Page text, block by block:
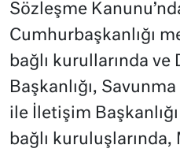
Sözleşme
Cumhurbaşkanlığı
bağlı kurullarında ve
Başkanlığı,
ile İletişim
bağlı